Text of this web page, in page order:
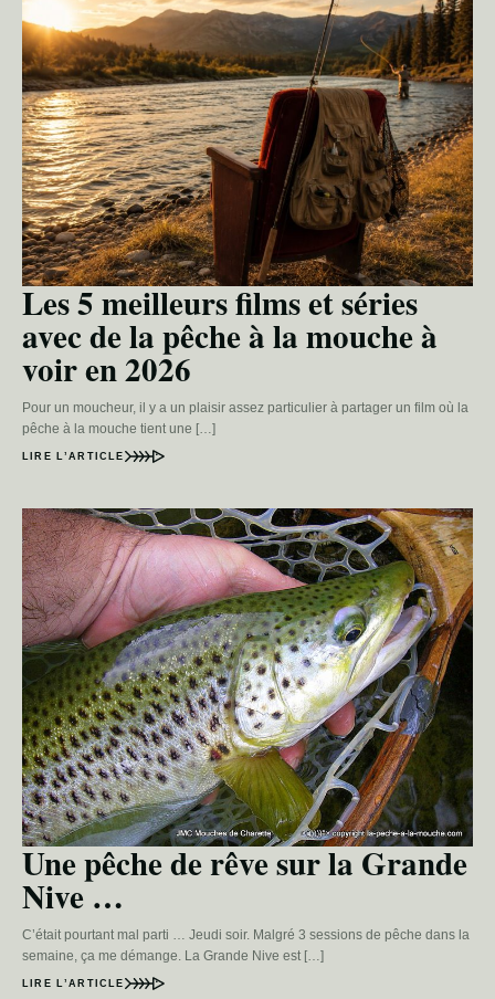
Les 5 meilleurs films et séries
avec de la pêche à la mouche à
voir en 2026
Pour un moucheur, il y a un plaisir assez particulier à partager un film où la
pêche à la mouche tient une […]
LIRE L’ARTICLE
Une pêche de rêve sur la Grande
Nive …
C’était pourtant mal parti … Jeudi soir. Malgré 3 sessions de pêche dans la
semaine, ça me démange. La Grande Nive est […]
LIRE L’ARTICLE